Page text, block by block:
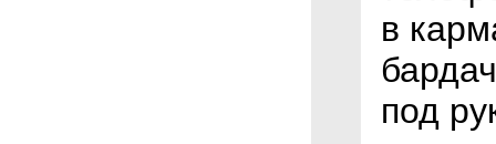
в
под